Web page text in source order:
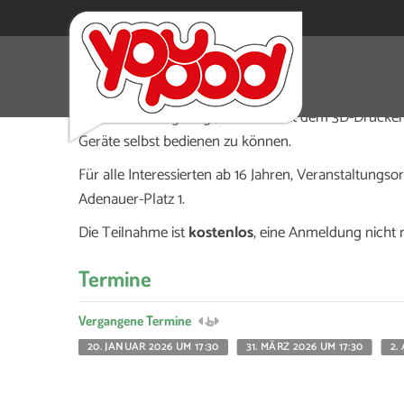
Eigene Projekte verwirklichen mit dem 3D-
Hier wird euch gezeigt, wie man mit dem 3D-
Geräte selbst bedienen zu können.
Für alle Interessierten ab 16 Jahren,
Adenauer-Platz 1.
Die Teilnahme istkostenlos, eine Anmeldung nicht
Termine
Vergangene Termine
20. JANUAR 2026 UM 17:30
31. MÄRZ 2026 UM 17:30 2.